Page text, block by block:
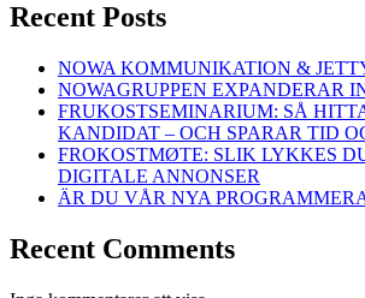
Recent Posts
NOWA KOMMUNIKATION &
NOWAGRUPPEN EXPANDERAR
FRUKOSTSEMINARIUM: SÅ
KANDIDAT – OCH SPARAR TID
FROKOSTMØTE: SLIK LYKKES
DIGITALE ANNONSER
ÄR DU VÅR NYA
Recent Comments